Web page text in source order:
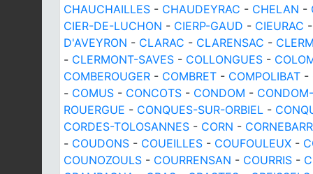
CHAUCHAILLES - CHAUDEYRAC - CHELAN -
CIER-DE-LUCHON - CIERP-GAUD - CIEURAC
D'AVEYRON - CLARAC - CLARENSAC -
- CLERMONT-SAVES - COLLONGUES -
COMBEROUGER - COMBRET - COMPOLIBAT -
- COMUS - CONCOTS - CONDOM -
ROUERGUE - CONQUES-SUR-ORBIEL -
CORDES-TOLOSANNES - CORN -
- COUDONS - COUEILLES - COUFOULEUX -
COUNOZOULS - COURRENSAN - COURRIS -